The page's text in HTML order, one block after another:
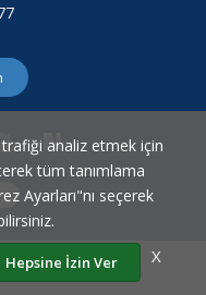
© 2007 - 2026
analiz etmek için
tüm tanımlama
Ayarları"nı seçerek
Hepsine İzin Ver X